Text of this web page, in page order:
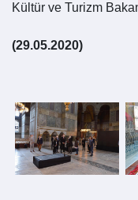
Kültür ve Turizm
(29.05.2020)